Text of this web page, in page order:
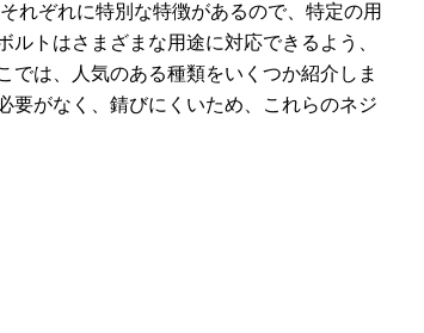
それぞれに特別な特徴があるので、特定の用
トはさまざまな用途に対応できるよう、
では、人気のある種類をいくつか紹介しま
要がなく、錆びにくいため、これらのネジ